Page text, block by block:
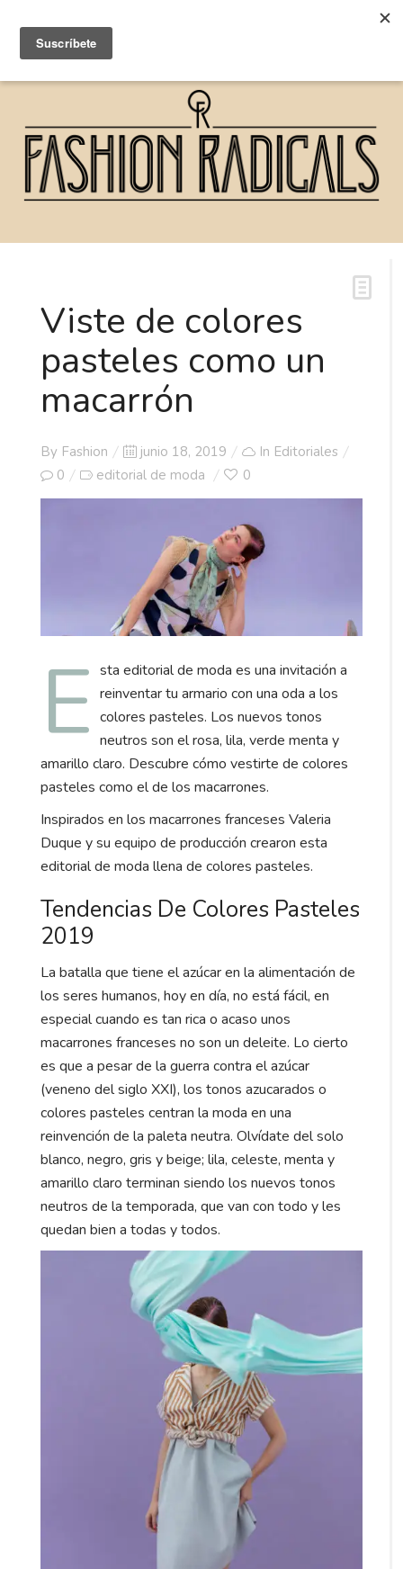
Viste de colores
pasteles como un
macarrón
By Fashion
Posted
on
junio 18, 2019 In Editoriales
0
editorial de moda 0
E sta editorial de moda es una invitación a
reinventar tu armario con una oda a los
colores pasteles. Los nuevos tonos
neutros son el rosa, lila, verde menta y
amarillo claro. Descubre cómo vestirte de colores
pasteles como el de los macarrones.
Inspirados en los macarrones franceses Valeria
Duque y su equipo de producción crearon esta
editorial de moda llena de colores pasteles.
Tendencias De Colores Pasteles
2019
La batalla que tiene el azúcar en la alimentación de
los seres humanos, hoy en día, no está fácil, en
especial cuando es tan rica o acaso unos
macarrones franceses no son un deleite. Lo cierto
es que a pesar de la guerra contra el azúcar
(veneno del siglo XXI), los tonos azucarados o
colores pasteles centran la moda en una
reinvención de la paleta neutra. Olvídate del solo
blanco, negro, gris y beige; lila, celeste, menta y
amarillo claro terminan siendo los nuevos tonos
neutros de la temporada, que van con todo y les
quedan bien a todas y todos.